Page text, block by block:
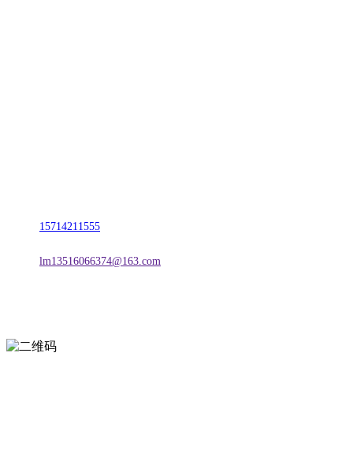
15714211555
lm13516066374@163.com